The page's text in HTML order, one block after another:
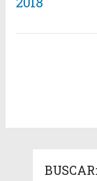
BUSCAR: